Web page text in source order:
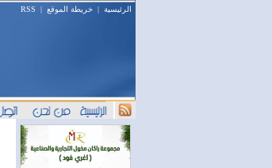
الرئيسية | خريطة الموقع |
RSS